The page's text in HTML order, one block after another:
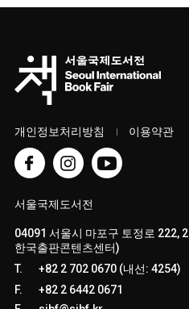
개인정보처리방침 이용약관
서울국제도서전
04091 서울시 마포구 토정로 222,
한국출판콘텐츠센터)
T.
+82 2 702 0670 (내선: 4254)
F.
+82 2 6442 0671